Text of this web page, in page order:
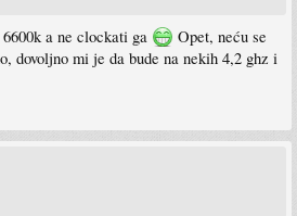
a ne clockati ga
Opet, neću se
dovoljno mi je da bude na nekih 4,2 ghz i